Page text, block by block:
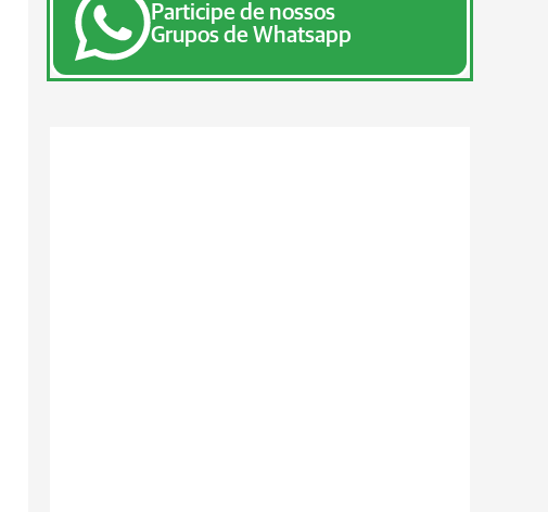
Participe de nossos
Grupos de Whatsapp